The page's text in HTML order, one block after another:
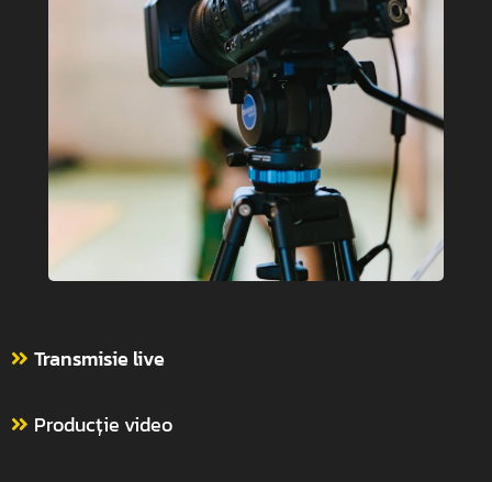
Transmisie live
Producție video